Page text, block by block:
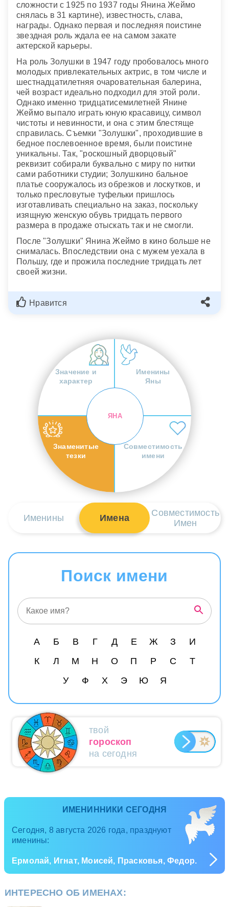
сложности с 1925 по 1937 годы Янина Жеймо
снялась в 31 картине), известность, слава,
награды. Однако первая и последняя поистине
звездная роль ждала ее на самом закате
актерской карьеры.
На роль Золушки в 1947 году пробовалось много
молодых привлекательных актрис, в том числе и
шестнадцатилетняя очаровательная балерина,
чей возраст идеально подходил для этой роли.
Однако именно тридцатисемилетней Янине
Жеймо выпало играть юную красавицу, символ
чистоты и невинности, и она с этим блестяще
справилась. Съемки "Золушки", проходившие в
бедное послевоенное время, были поистине
уникальны. Так, "роскошный дворцовый"
реквизит собирали буквально с миру по нитки
сами работники студии; Золушкино бальное
платье сооружалось из обрезков и лоскутков, и
только пресловутые туфельки пришлось
изготавливать специально на заказ, поскольку
изящную женскую обувь тридцать первого
размера в продаже отыскать так и не смогли.
После "Золушки" Янина Жеймо в кино больше не
снималась. Впоследствии она с мужем уехала в
Польшу, где и прожила последние тридцать лет
своей жизни.
Нравится
Значение и
характер
Именины
Яны
Знаменитые
тезки
Совместимость
имени
ЯНА
Именины Имена
Совместимость
Имен
Поиск имени
А Б В Г Д Е Ж З
И
К
Л М Н О П Р С
Т
У
Ф Х Э Ю Я
твой
гороскоп
на сегодня
ИМЕНИННИКИ СЕГОДНЯ
Сегодня, 8 августа 2026 года, празднуют
именины:
Ермолай, Игнат, Моисей, Прасковья, Федор.
ИНТЕРЕСНО ОБ ИМЕНАХ: